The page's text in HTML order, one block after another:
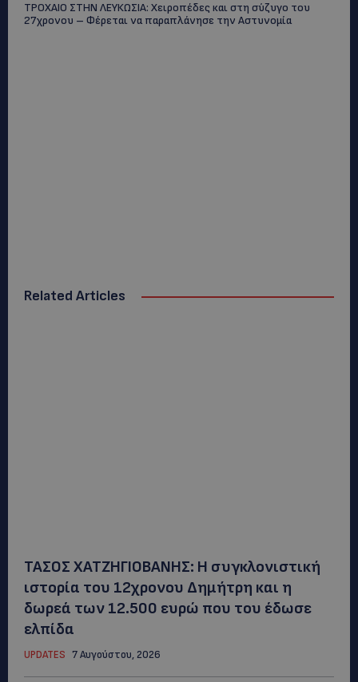
ΤΡΟΧΑΙΟ ΣΤΗΝ ΛΕΥΚΩΣΙΑ: Χειροπέδες και στη σύζυγο του
27χρονου – Φέρεται να παραπλάνησε την Αστυνομία
Related Articles
ΤΑΣΟΣ ΧΑΤΖΗΓΙΟΒΑΝΗΣ: Η συγκλονιστική
ιστορία του 12χρονου Δημήτρη και η
δωρεά των 12.500 ευρώ που του έδωσε
ελπίδα
UPDATES 7 Αυγούστου, 2026